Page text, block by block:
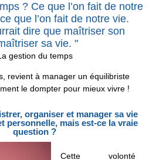
? Ce que l’on fait de notre
que l’on fait de notre vie.
dire que maîtriser son
sa vie. "
gestion du temps
revient à manager un équilibriste
le dompter pour mieux vivre !
organiser et manager sa vie
personnelle, mais est-ce la vraie
question ?
Cette volonté